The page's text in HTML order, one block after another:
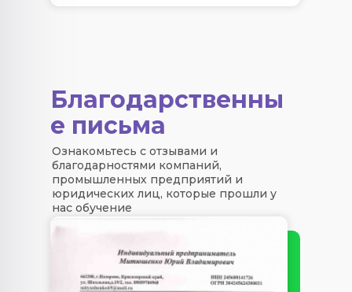
Благодарственны
е письма
Ознакомьтесь с отзывами и
благодарностями компаний,
промышленных предприятий и
юридических лиц, которые прошли у
нас обучение